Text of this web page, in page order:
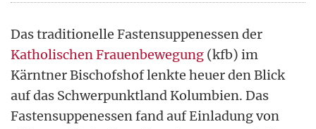
Das traditionelle Fastensuppenessen der
Katholischen Frauenbewegung (kfb) im
Kärntner Bischofshof lenkte heuer den Blick
auf das Schwerpunktland Kolumbien. Das
Fastensuppenessen fand auf Einladung von